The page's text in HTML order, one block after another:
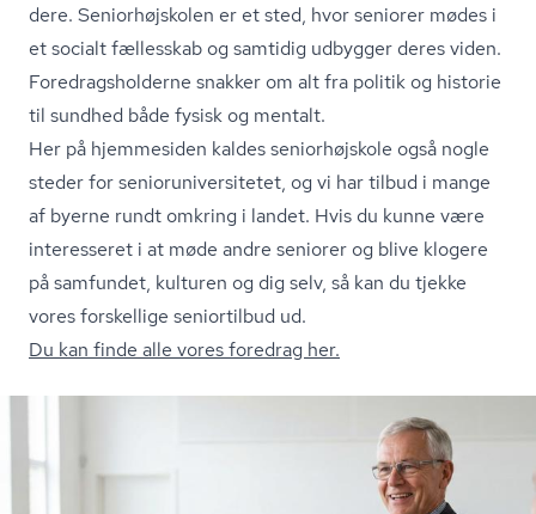
de­re. Se­ni­o­r­højsko­len er et sted, hvor seniorer mødes i
et socialt fællesskab og samtidig udbygger deres viden.
Fored­rags­hol­der­ne snakker om alt fra politik og historie
til sundhed både fysisk og mentalt.
Her på hjemmesiden kaldes seniorhøjskole også nogle
steder for se­ni­o­ru­ni­ver­si­te­tet, og vi har tilbud i mange
af byerne rundt omkring i landet. Hvis du kunne være
interesseret i at møde andre seniorer og blive klogere
på samfundet, kulturen og dig selv, så kan du tjekke
vores forskellige seniortilbud ud.
Du kan finde alle vores foredrag her.